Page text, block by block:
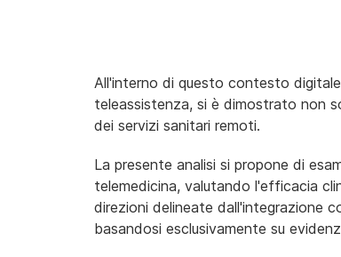
All'interno di questo contesto
teleassistenza, si è dimostrato non
dei servizi sanitari remoti.
La presente analisi si propone di
telemedicina, valutando l'efficacia
direzioni delineate dall'integrazione
basandosi esclusivamente su